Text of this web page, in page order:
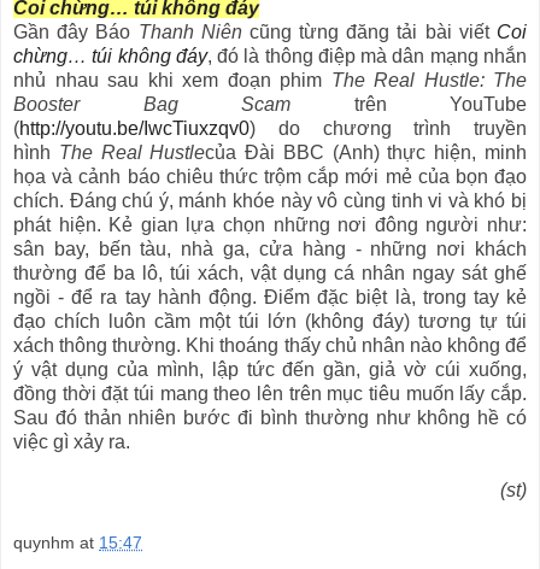
Coi chừng… túi không đáy
Gần đây Báo Thanh Niên cũng từng đăng tải bài viết Coi
chừng… túi không đáy, đó là thông điệp mà dân mạng nhắn
nhủ nhau sau khi xem đoạn phim The Real Hustle: The
Booster Bag Scam trên YouTube
(http://youtu.be/IwcTiuxzqv0) do chương trình truyền
hình The Real Hustlecủa Đài BBC (Anh) thực hiện, minh
họa và cảnh báo chiêu thức trộm cắp mới mẻ của bọn đạo
chích. Đáng chú ý, mánh khóe này vô cùng tinh vi và khó bị
phát hiện. Kẻ gian lựa chọn những nơi đông người như:
sân bay, bến tàu, nhà ga, cửa hàng - những nơi khách
thường để ba lô, túi xách, vật dụng cá nhân ngay sát ghế
ngồi - để ra tay hành động. Điểm đặc biệt là, trong tay kẻ
đạo chích luôn cầm một túi lớn (không đáy) tương tự túi
xách thông thường. Khi thoáng thấy chủ nhân nào không để
ý vật dụng của mình, lập tức đến gần, giả vờ cúi xuống,
đồng thời đặt túi mang theo lên trên mục tiêu muốn lấy cắp.
Sau đó thản nhiên bước đi bình thường như không hề có
việc gì xảy ra.
(st)
quynhm at 15:47